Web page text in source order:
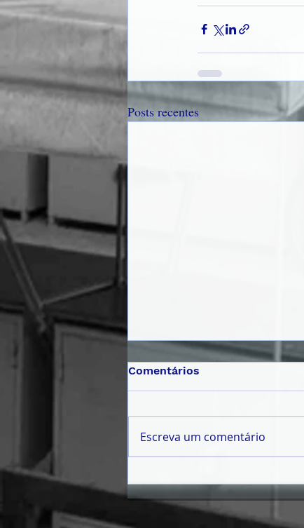
Posts recentes
𝟮𝟬𝟮𝟲 | 𝗧𝗥𝗔𝗡𝗦𝗙𝗢𝗥𝗠𝗔𝗥
𝗛𝗢𝗝𝗘 𝗣𝗔𝗥𝗔 𝗖𝗢𝗡𝗦𝗧𝗥𝗨𝗜𝗥
Comentários
Escreva um comentário